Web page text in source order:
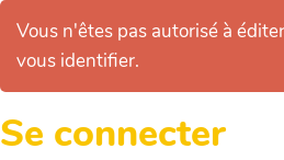
Vous n'êtes pas autorisé à
vous identifier.
Se connecter